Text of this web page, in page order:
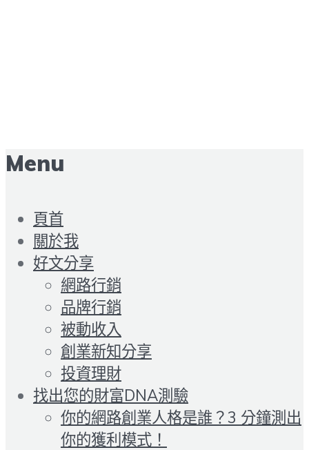
Menu
頁首
關於我
好文分享
網路行銷
品牌行銷
被動收入
創業新知分享
投資理財
找出您的財富DNA測驗
你的網路創業人格是誰？3 分鐘測出
你的獲利模式！